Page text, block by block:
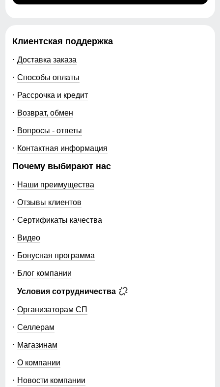
Клиентская поддержка
Доставка заказа
Способы оплаты
Рассрочка и кредит
Возврат, обмен
Вопросы - ответы
Контактная информация
Почему выбирают нас
Наши преимущества
Отзывы клиентов
Сертификаты качества
Видео
Бонусная программа
Блог компании
Условия сотрудничества
Организаторам СП
Селлерам
Магазинам
О компании
Новости компании